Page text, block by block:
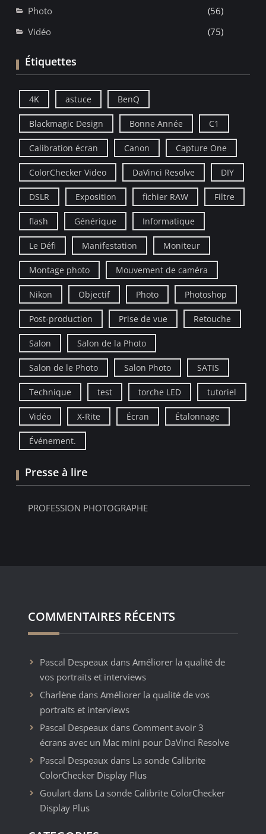
Photo
(56)
Vidéo
(75)
Étiquettes
4K astuce BenQ
Blackmagic Design Bonne Année C1
Calibration écran Canon Capture One
ColorChecker Video DaVinci Resolve DIY
DSLR Exposition fichier RAW Filtre
flash Générique Informatique
Le Défi Manifestation Moniteur
Montage photo Mouvement de caméra
Nikon Objectif Photo Photoshop
Post-production Prise de vue Retouche
Salon Salon de la Photo
Salon de le Photo Salon Photo SATIS
Technique test torche LED tutoriel
Vidéo X-Rite Écran Étalonnage
Événement.
Presse à lire
PROFESSION PHOTOGRAPHE
COMMENTAIRES RÉCENTS
Pascal Despeaux dans Améliorer la qualité de
vos portraits et interviews
Charlènedans Améliorer la qualité de vos
portraits et interviews
Pascal Despeaux dans Comment avoir 3
écrans avec un Mac mini pour DaVinci Resolve
Pascal Despeaux dans La sonde Calibrite
ColorChecker Display Plus
Goulartdans La sonde Calibrite ColorChecker
Display Plus